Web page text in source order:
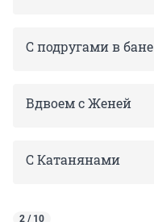
С подругами в бане
Вдвоем с Женей
С Катанянами
2 / 10